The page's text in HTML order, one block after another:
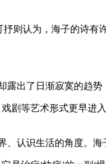
抒则认为，海子的诗
出了日渐寂寞的趋
剧等艺术形式更早
认识生活的角度。